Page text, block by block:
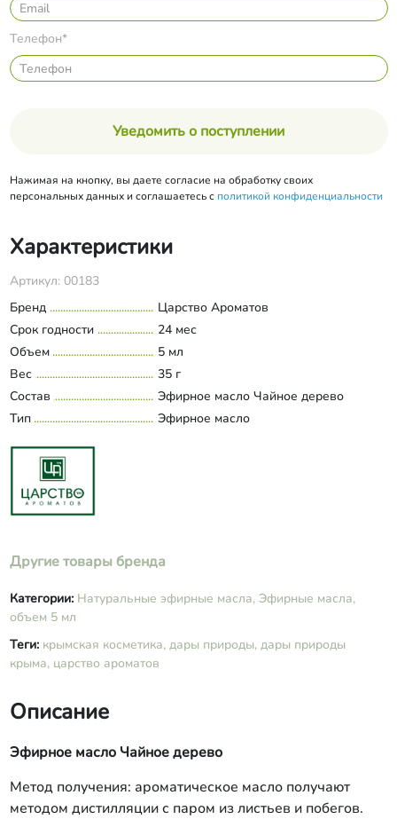
Телефон*
Уведомить о поступлении
Нажимая на кнопку, вы даете согласие на обработку своих
персональных данных и соглашаетесь с политикой конфиденциальности
Характеристики
Артикул: 00183
Бренд
Царство Ароматов
Срок годности
24 мес
Объем
5 мл
Вес
35 г
Состав
Эфирное масло Чайное дерево
Тип
Эфирное масло
Другие товары бренда
Категории: Натуральные эфирные масла, Эфирные масла,
объем 5 мл
Теги: крымская косметика, дары природы, дары природы
крыма, царство ароматов
Описание
Эфирное масло Чайное дерево
Метод получения: ароматическое масло получают
методом дистилляции с паром из листьев и побегов.